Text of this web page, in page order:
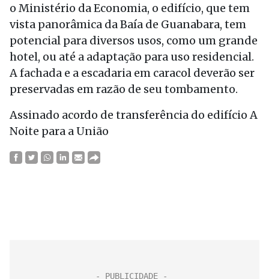
o Ministério da Economia, o edifício, que tem
vista panorâmica da Baía de Guanabara, tem
potencial para diversos usos, como um grande
hotel, ou até a adaptação para uso residencial.
A fachada e a escadaria em caracol deverão ser
preservadas em razão de seu tombamento.
Assinado acordo de transferência do edifício A
Noite para a União